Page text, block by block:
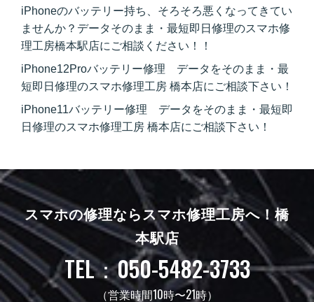
iPhoneのバッテリー持ち、そろそろ悪くなってきてい
ませんか？データそのまま・最短即日修理のスマホ修
理工房橋本駅店にご相談ください！！
iPhone12Proバッテリー修理 データをそのまま・最
短即日修理のスマホ修理工房 橋本店にご相談下さい！
iPhone11バッテリー修理 データをそのまま・最短即
日修理のスマホ修理工房 橋本店にご相談下さい！
スマホの修理ならスマホ修理工房へ！ 橋
本駅店
TEL：050-5482-3733
（営業時間10時〜21時）